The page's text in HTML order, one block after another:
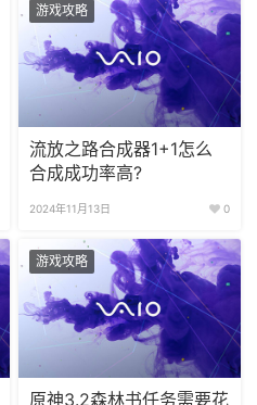
游戏攻略
流放之路合成器1+1怎么
合成成功率高?
2024年11月13日 0
游戏攻略
原神3.2森林书任务需要花